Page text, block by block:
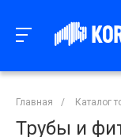
Главная / Каталог
Трубы и